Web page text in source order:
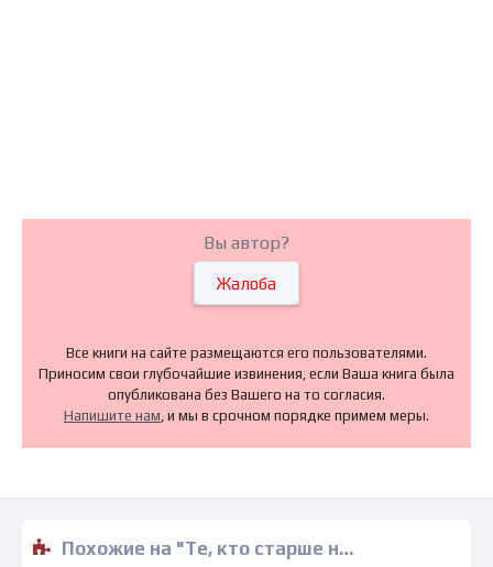
Вы автор?
Жалоба
Все книги на сайте размещаются его пользователями.
Приносим свои глубочайшие извинения, если Ваша книга была
опубликована без Вашего на то согласия.
Напишите нам , и мы в срочном порядке примем меры.
Похожие на "Те, кто старше нас - Алексей Барон" книги читать бесплатно полные версии